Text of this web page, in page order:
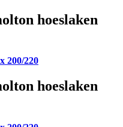
hoeslaken
200/220
hoeslaken